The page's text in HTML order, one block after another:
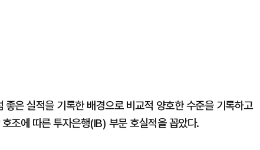
은 실적을 기록한 배경으로 비교적 양호한 수준을 기록하고
조에 따른 투자은행(IB) 부문 호실적을 꼽았다.